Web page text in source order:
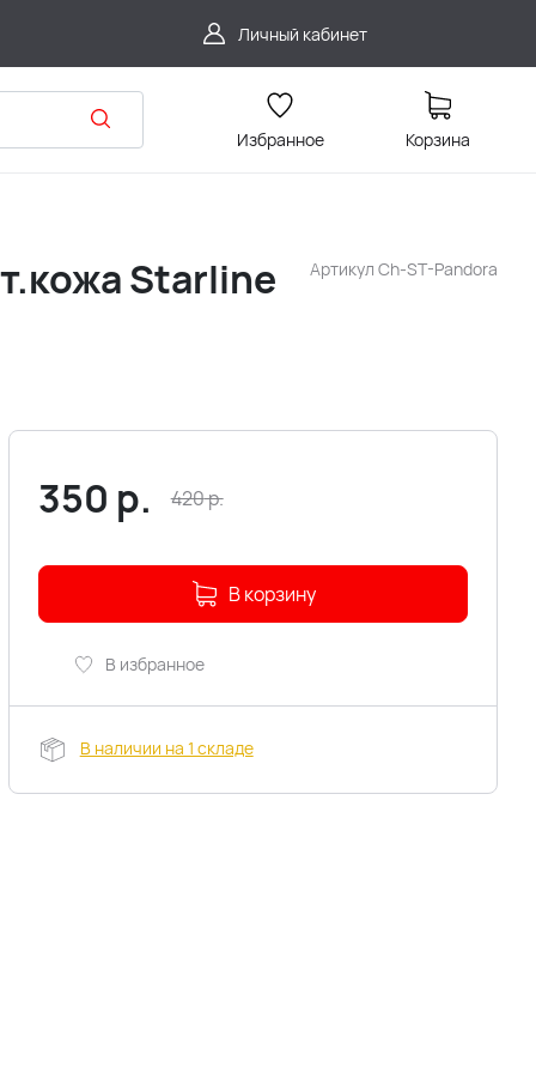
Личный кабинет
Избранное Корзина
Артикул Ch-ST-Pandora
Starline
350 р. 420р.
В корзину
В избранное
В наличии на 1 складе